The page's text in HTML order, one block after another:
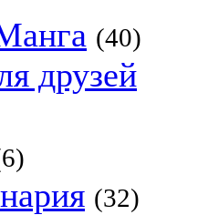
(40)
друзей
(32)